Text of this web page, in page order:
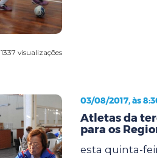
1337 visualizações
03/08/2017, às
Atletas da
para os
esta quinta-